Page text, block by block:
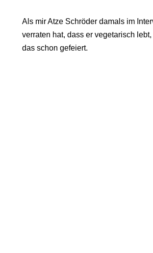
Als mir Atze Schröder damals im
verraten hat, dass er vegetarisch
das schon gefeiert.